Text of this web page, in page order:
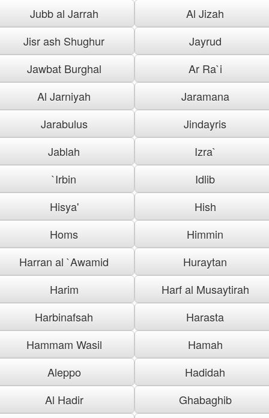
Jubb al Jarrah
Al Jizah
Jisr ash Shughur
Jayrud
Jawbat Burghal
Ar Ra`i
Al Jarniyah
Jaramana
Jarabulus
Jindayris
Jablah
Izra`
`Irbin
Idlib
Hisya'
Hish
Homs
Himmin
Harran al `Awamid
Huraytan
Harim
Harf al Musaytirah
Harbinafsah
Harasta
Hammam Wasil
Hamah
Aleppo
Hadidah
Al Hadir
Ghabaghib